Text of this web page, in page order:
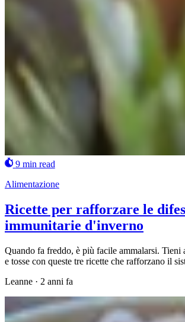
9 min read
Alimentazione
Ricette per rafforzare le
immunitarie d'inverno
Quando fa freddo, è più facile ammalarsi. Tieni
e tosse con queste tre ricette che rafforzano il
Leanne · 2 anni fa